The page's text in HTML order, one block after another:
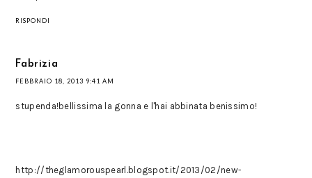
RISPONDI
Fabrizia
FEBBRAIO 18, 2013 9:41 AM
stupenda!bellissima la gonna e l'hai abbinata benissimo!
http://theglamorouspearl.blogspot.it/2013/02/new-